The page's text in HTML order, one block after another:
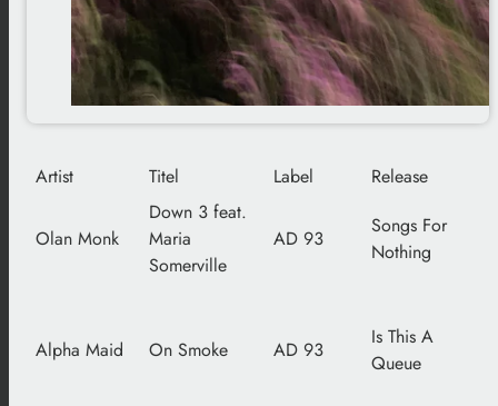
Artist Titel Label Release
Olan Monk
Down 3 feat.
Maria
Somerville
AD 93
Songs For
Nothing
Alpha Maid On Smoke AD 93
Is This A
Queue